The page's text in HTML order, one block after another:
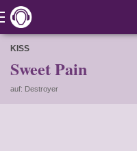
KISS
Sweet Pain
auf: Destroyer